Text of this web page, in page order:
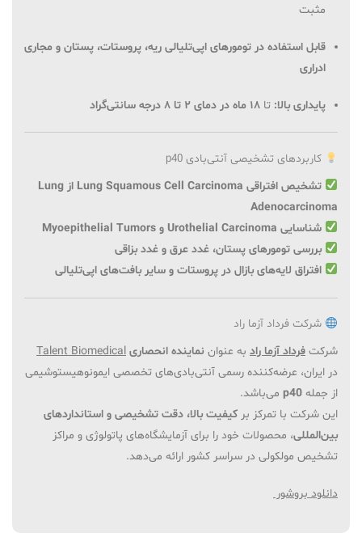
مثبت
قابل استفاده در تومورهای اپی‌تلیالی ریه، پروستات، پستان و مجاری
ادراری
پایداری بالا: تا ۱۸ ماه در دمای ۲ تا ۸ درجه سانتی‌گراد
کاربردهای تشخیصی آنتی‌بادی p40
تشخیص افتراقی Lung Squamous Cell Carcinoma از Lung
Adenocarcinoma
شناسایی Urothelial Carcinoma و Myoepithelial Tumors
بررسی تومورهای پستان، غدد عرق و غدد بزاقی
افتراق لایه‌های بازال در پروستات و سایر بافت‌های اپی‌تلیالی
شرکت فرداد آزما راد
شرکت فرداد آزما راد به عنوان نماینده انحصاری Talent Biomedical
در ایران، عرضه‌کننده رسمی آنتی‌بادی‌های تخصصی ایمونوهیستوشیمی
از جمله p40 می‌باشد.
این شرکت با تمرکز بر کیفیت بالا، دقت تشخیصی و استانداردهای
بین‌المللی، محصولات خود را برای آزمایشگاه‌های پاتولوژی و مراکز
تشخیص مولکولی در سراسر کشور ارائه می‌دهد.
دانلود بروشور